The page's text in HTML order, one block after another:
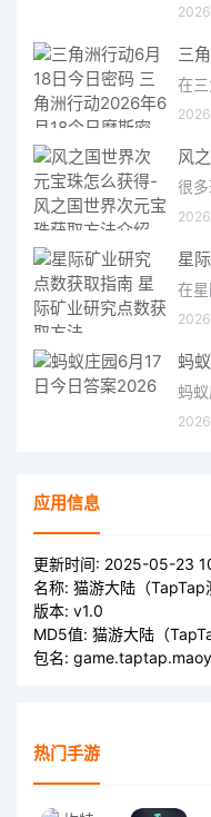
在
很
在
蚂
蚂
应用信息
更新时间: 2025-05-23
名称: 猫游大陆（TapTap
版本: v1.0
MD5值: 猫游大陆（
包名:
热门手游